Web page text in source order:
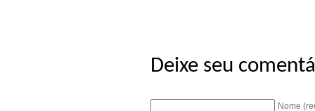
Deixe seu
Nome